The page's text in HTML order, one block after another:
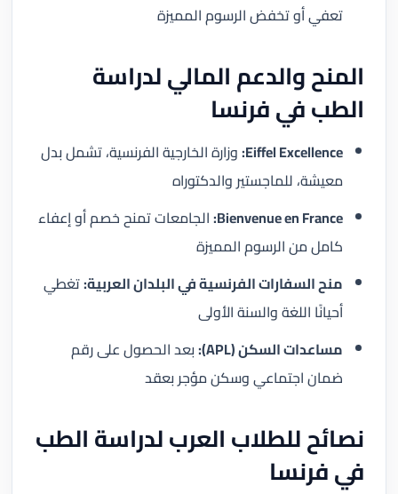
تعفي أو تخفض الرسوم المميزة
المنح والدعم المالي لدراسة
الطب في فرنسا
Eiffel Excellence: وزارة الخارجية الفرنسية، تشمل بدل
معيشة، للماجستير والدكتوراه
Bienvenue en France: الجامعات تمنح خصم أو إعفاء
كامل من الرسوم المميزة
منح السفارات الفرنسية في البلدان العربية:تغطي
أحيانًا اللغة والسنة الأولى
مساعدات السكن (APL):
بعد الحصول على رقم
ضمان اجتماعي وسكن مؤجر بعقد
نصائح للطلاب العرب لدراسة الطب
في فرنسا